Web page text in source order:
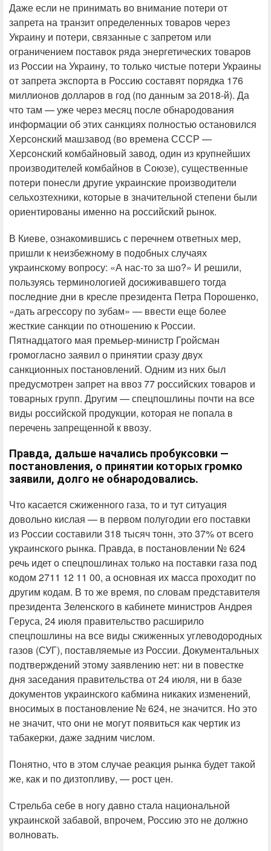
Даже если не принимать во внимание потери от
запрета на транзит определенных товаров через
Украину и потери, связанные с запретом или
ограничением поставок ряда энергетических товаров
из России на Украину, то только чистые потери Украины
от запрета экспорта в Россию составят порядка 176
миллионов долларов в год (по данным за 2018-й). Да
что там — уже через месяц после обнародования
информации об этих санкциях полностью остановился
Херсонский машзавод (во времена СССР —
Херсонский комбайновый завод, один из крупнейших
производителей комбайнов в Союзе), существенные
потери понесли другие украинские производители
сельхозтехники, которые в значительной степени были
ориентированы именно на российский рынок.
В Киеве, ознакомившись с перечнем ответных мер,
пришли к неизбежному в подобных случаях
украинскому вопросу: «А нас-то за шо?» И решили,
пользуясь терминологией досиживавшего тогда
последние дни в кресле президента Петра Порошенко,
«дать агрессору по зубам» — ввести еще более
жесткие санкции по отношению к России.
Пятнадцатого мая премьер-министр Гройсман
громогласно заявил о принятии сразу двух
санкционных постановлений. Одним из них был
предусмотрен запрет на ввоз 77 российских товаров и
товарных групп. Другим — спецпошлины почти на все
виды российской продукции, которая не попала в
перечень запрещенной к ввозу.
Правда, дальше начались пробуксовки —
постановления, о принятии которых громко
заявили, долго не обнародовались.
Что касается сжиженного газа, то и тут ситуация
довольно кислая — в первом полугодии его поставки
из России составили 318 тысяч тонн, это 37% от всего
украинского рынка. Правда, в постановлении № 624
речь идет о спецпошлинах только на поставки газа под
кодом 2711 12 11 00, а основная их масса проходит по
другим кодам. В то же время, по словам представителя
президента Зеленского в кабинете министров Андрея
Геруса, 24 июля правительство расширило
спецпошлины на все виды сжиженных углеводородных
газов (СУГ), поставляемые из России. Документальных
подтверждений этому заявлению нет: ни в повестке
дня заседания правительства от 24 июля, ни в базе
документов украинского кабмина никаких изменений,
вносимых в постановление № 624, не значится. Но это
не значит, что они не могут появиться как чертик из
табакерки, даже задним числом.
Понятно, что в этом случае реакция рынка будет такой
же, как и по дизтопливу, — рост цен.
Стрельба себе в ногу давно стала национальной
украинской забавой, впрочем, Россию это не должно
волновать.